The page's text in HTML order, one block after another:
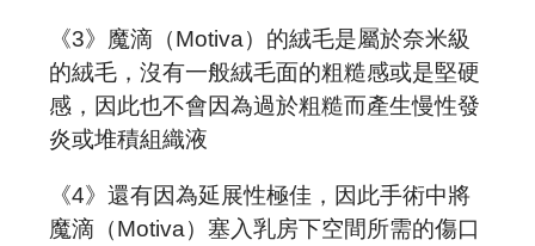
《3》魔滴（Motiva）的絨毛是屬於奈米級
的絨毛，沒有一般絨毛面的粗糙感或是堅硬
感，因此也不會因為過於粗糙而產生慢性發
炎或堆積組織液
《4》 還有因為延展性極佳，因此手術中將
魔滴（Motiva）塞入乳房下空間所需的傷口